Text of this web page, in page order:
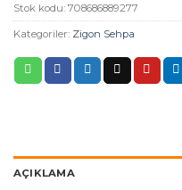
Stok kodu: 708686889277
Kategoriler: Zigon Sehpa
AÇIKLAMA